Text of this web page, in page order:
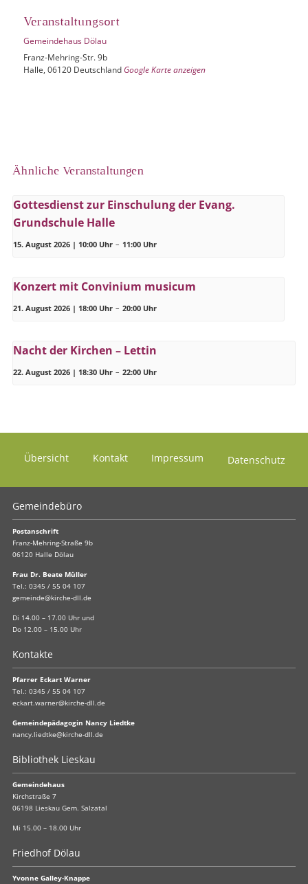
Veranstaltungsort
Gemeindehaus Dölau
Franz-Mehring-Str. 9b
Halle, 06120 Deutschland Google Karte anzeigen
Ähnliche Veranstaltungen
Gottesdienst zur Einschulung der Evang.
Grundschule Halle
15. August 2026 | 10:00 Uhr – 11:00 Uhr
Konzert mit Convinium musicum
21. August 2026 | 18:00 Uhr – 20:00 Uhr
Nacht der Kirchen – Lettin
22. August 2026 | 18:30 Uhr – 22:00 Uhr
Übersicht Kontakt Impressum Datenschutz
Gemeindebüro
Postanschrift
Franz-Mehring-Straße 9b
06120 Halle Dölau
Frau Dr. Beate Müller
Tel.: 0345 / 55 04 107
gemeinde@kirche-dll.de
Di 14.00 – 17.00 Uhr und
Do 12.00 – 15.00 Uhr
Kontakte
Pfarrer Eckart Warner
Tel.: 0345 / 55 04 107
eckart.warner@kirche-dll.de
Gemeindepädagogin Nancy Liedtke
nancy.liedtke@kirche-dll.de
Bibliothek Lieskau
Gemeindehaus
Kirchstraße 7
06198 Lieskau Gem. Salzatal
Mi 15.00 – 18.00 Uhr
Friedhof Dölau
Yvonne Galley-Knappe